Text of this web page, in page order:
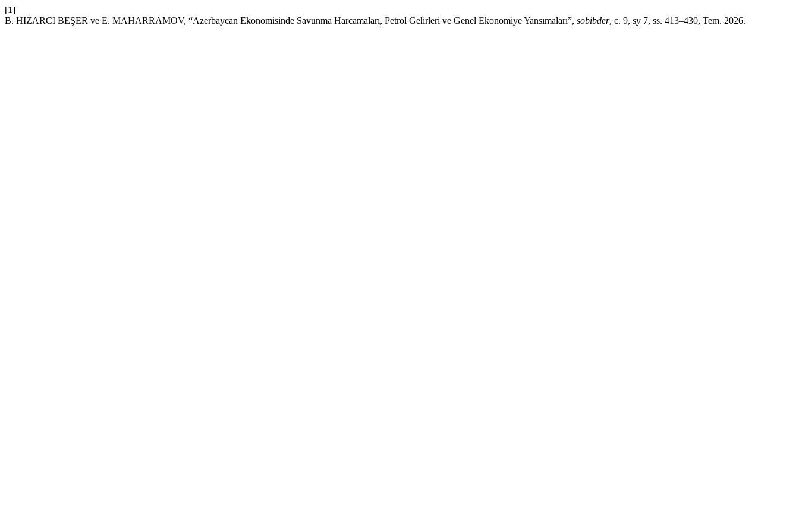
[1]
B. HIZARCI BEŞER ve E. MAHARRAMOV, “Azerbaycan Ekonomisinde Savunma Harcamaları, Petrol Gelirleri ve Genel Ekonomiye Yansımaları”, sobibder, c. 9, sy 7, ss. 413–430, Tem. 2026.